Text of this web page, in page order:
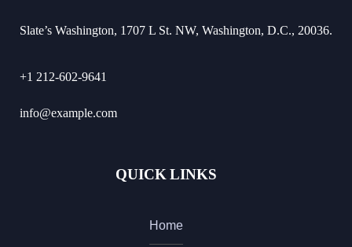
Slate’s Washington, 1707 L St. NW, Washington, D.C., 20036.
+1 212-602-9641
info@example.com
QUICK LINKS
Home